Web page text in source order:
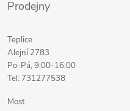
Prodejny
Teplice
Alejní 2783
Po-Pá, 9:00-16:00
Tel: 731277538
Most